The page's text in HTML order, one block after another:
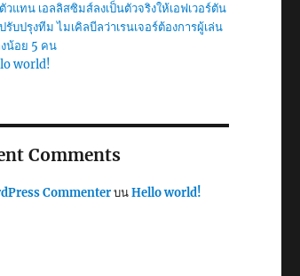
วแทน เอลลิสซิมส์ลงเป็นตัวจริงให้เอฟเวอร์ตัน
รับปรุงทีม ไมเคิลบีลว่าเรนเจอร์ต้องการผู้เล่น
น้อย 5 คน
world!
Comments
CommenterบนHello world!